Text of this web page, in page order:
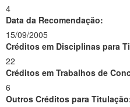
4
Data da Recomendação:
15/09/2005
Créditos em Disciplinas para
22
Créditos em Trabalhos de
6
Outros Créditos para